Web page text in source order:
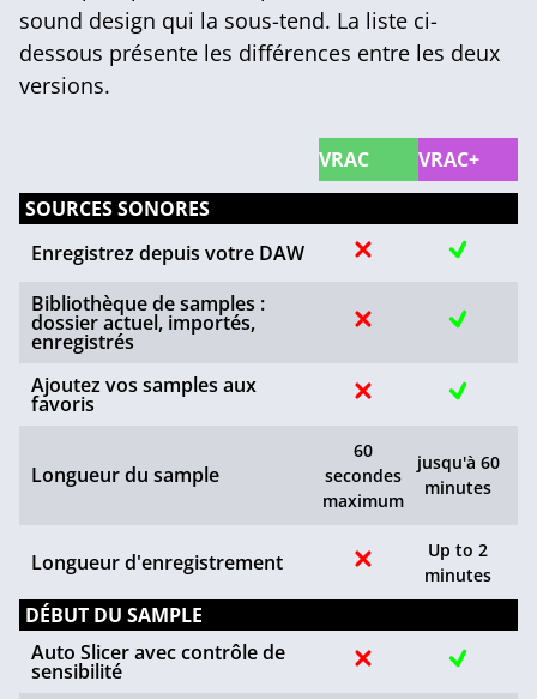
sound design qui la sous-tend. La liste ci-
dessous présente les différences entre les deux
versions.
VRAC
VRAC+
SOURCES SONORES
Enregistrez depuis votre DAW
Bibliothèque de samples :
dossier actuel, importés,
enregistrés
Ajoutez vos samples aux
favoris
Longueur du sample
60
secondes
maximum
jusqu'à 60
minutes
Longueur d'enregistrement
Up to 2
minutes
DÉBUT DU SAMPLE
Auto Slicer avec contrôle de
sensibilité